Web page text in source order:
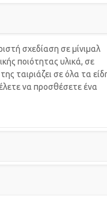
σχεδίαση σε μίνιμαλ
ποιότητας υλικά, σε
ταιριάζει σε όλα τα
να προσθέσετε ένα